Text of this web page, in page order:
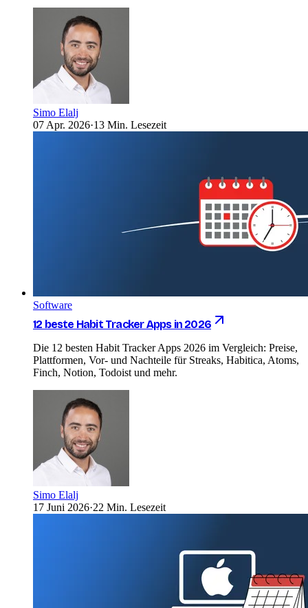
Simo Elalj
07 Apr. 2026·13 Min. Lesezeit
Software
12 beste Habit Tracker Apps in 2026
Die 12 besten Habit Tracker Apps 2026 im Vergleich: Preise,
Plattformen, Vor- und Nachteile für Streaks, Habitica, Atoms,
Finch, Notion, Todoist und mehr.
Simo Elalj
17 Juni 2026·22 Min. Lesezeit